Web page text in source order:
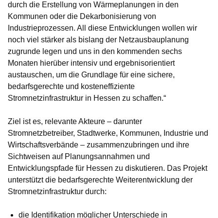
durch die Erstellung von Wärmeplanungen in den
Kommunen oder die Dekarbonisierung von
Industrieprozessen. All diese Entwicklungen wollen wir
noch viel stärker als bislang der Netzausbauplanung
zugrunde legen und uns in den kommenden sechs
Monaten hierüber intensiv und ergebnisorientiert
austauschen, um die Grundlage für eine sichere,
bedarfsgerechte und kosteneffiziente
Stromnetzinfrastruktur in Hessen zu schaffen.“
Ziel ist es, relevante Akteure – darunter
Stromnetzbetreiber, Stadtwerke, Kommunen, Industrie und
Wirtschaftsverbände – zusammenzubringen und ihre
Sichtweisen auf Planungsannahmen und
Entwicklungspfade für Hessen zu diskutieren. Das Projekt
unterstützt die bedarfsgerechte Weiterentwicklung der
Stromnetzinfrastruktur durch:
die Identifikation möglicher Unterschiede in